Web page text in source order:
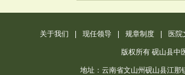
关于我们 现任领导 规章制度 医院
版权所有 砚山县中
地址：云南省文山州砚山县江